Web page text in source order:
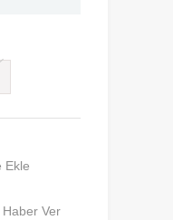
Ekle
Ver